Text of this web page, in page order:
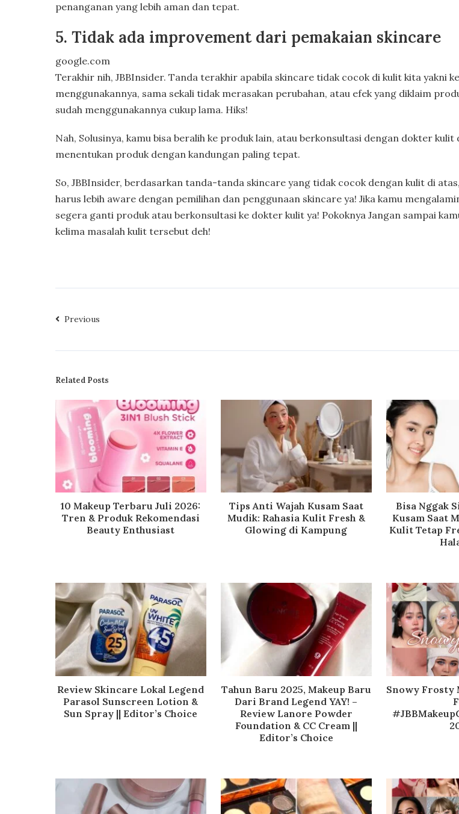
penanganan yang lebih aman dan tepat.
5. Tidak ada improvement dari pemakaian skincare
google.com
Terakhir nih, JBBInsider. Tanda terakhir apabila skincare tidak cocok di kulit kita yakni
menggunakannya, sama sekali tidak merasakan perubahan, atau efek yang diklaim
sudah menggunakannya cukup lama. Hiks!
Nah, Solusinya, kamu bisa beralih ke produk lain, atau berkonsultasi dengan dokter kulit
menentukan produk dengan kandungan paling tepat.
So, JBBInsider, berdasarkan tanda-tanda skincare yang tidak cocok dengan kulit di
harus lebih aware dengan pemilihan dan penggunaan skincare ya! Jika kamu
segera ganti produk atau berkonsultasi ke dokter kulit ya! Pokoknya Jangan sampai
kelima masalah kulit tersebut deh!
Previous
Related Posts
10 Makeup Terbaru Juli 2026:
Tren & Produk Rekomendasi
Beauty Enthusiast
Tips Anti Wajah Kusam Saat
Mudik: Rahasia Kulit Fresh &
Glowing di Kampung
Bisa Nggak
Kusam Saat
Kulit Tetap
Review Skincare Lokal Legend
Parasol Sunscreen Lotion &
Sun Spray || Editor’s Choice
Tahun Baru 2025, Makeup Baru
Dari Brand Legend YAY! –
Review Lanore Powder
Foundation & CC Cream ||
Editor’s Choice
Snowy Frosty